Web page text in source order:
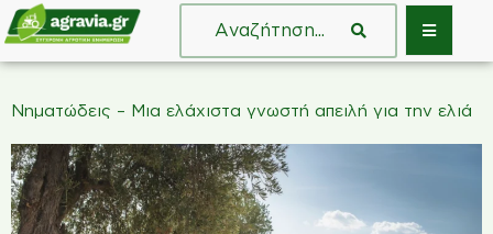
Νηματώδεις – Μια ελάχιστα γνωστή απειλή για την ελιά